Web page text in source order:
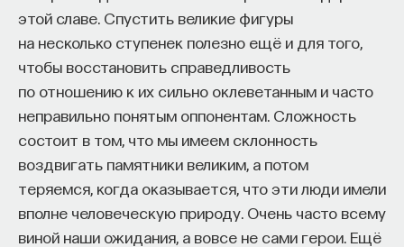
этой славе. Спустить великие фигуры
на несколько ступенек полезно ещё и для того,
чтобы восстановить справедливость
по отношению к их сильно оклеветанным и часто
неправильно понятым оппонентам. Сложность
состоит в том, что мы имеем склонность
воздвигать памятники великим, а потом
теряемся, когда оказывается, что эти люди имели
вполне человеческую природу. Очень часто всему
виной наши ожидания, а вовсе не сами герои. Ещё
ИСКУССТВЕННЫЙ ИНТЕЛЛЕКТ УНИВЕРСИТЕТ
ОБУЧЕНИЕ
НЕЙРОСЕТЕВЫЕ АРХИТЕКТУРЫ
СТРОИТЕЛИ БУДУЩЕГО
ПАРТНЁР ПРОЕКТА